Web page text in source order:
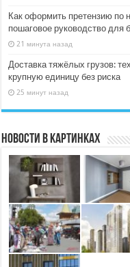
Как оформить претензию по
пошаговое руководство для
21 минута назад
Доставка тяжёлых грузов:
крупную единицу без риска
25 минут назад
Новости в картинках